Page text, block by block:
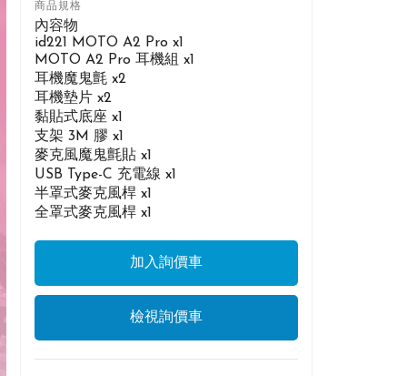
商品規格
​​​​​​​內容物
id221 MOTO A2 Pro x1
MOTO A2 Pro 耳機組 x1
耳機魔鬼氈 x2
耳機墊片 x2
黏貼式底座 x1
支架 3M 膠 x1
麥克風魔鬼氈貼 x1
USB Type-C 充電線 x1
半罩式麥克風桿 x1
全罩式麥克風桿 x1
檢視詢價車